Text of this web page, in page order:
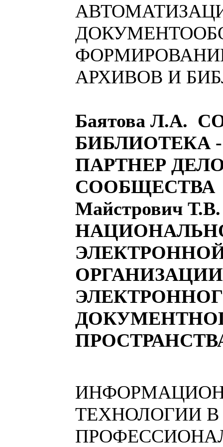
АРХИВОВ И
Баятова Л.А.
БИБЛИОТЕКА
ПАРТНЕР
СООБЩЕСТВА
Майстрович
ОРГАНИЗАЦИИ
ТЕХНОЛОГИИ